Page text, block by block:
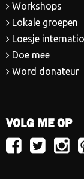
Workshops
Lokale groepen
Loesje
Doe mee
Word donateur
VOLG ME OP
VolgVolg